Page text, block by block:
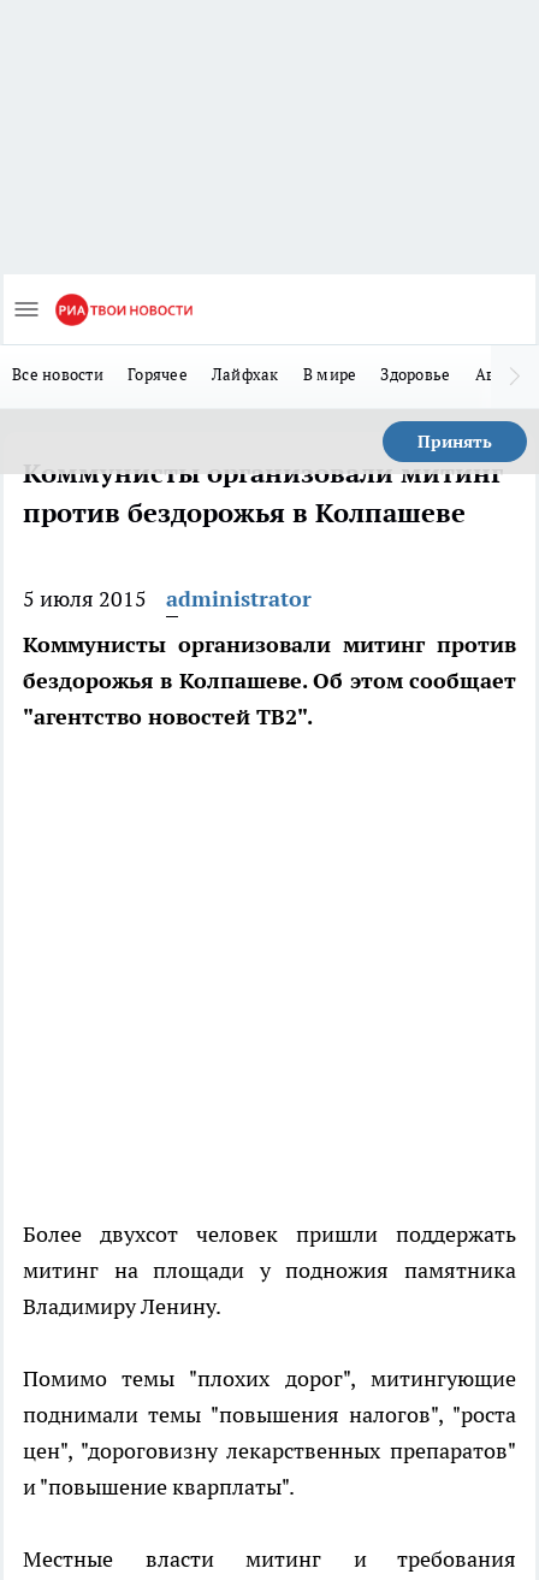
Все новости Горячее Лайфхак В мире Здоровье Авто
Принять
Коммунисты организовали митинг
против бездорожья в Колпашеве
5 июля 2015
administrator
Коммунисты организовали митинг против
бездорожья в Колпашеве. Об этом сообщает
"агентство новостей ТВ2".
Более двухсот человек пришли поддержать
митинг на площади у подножия памятника
Владимиру Ленину.
Помимо темы "плохих дорог", митингующие
поднимали темы "повышения налогов", "роста
цен", "дороговизну лекарственных препаратов"
и "повышение кварплаты".
Местные власти митинг и требования